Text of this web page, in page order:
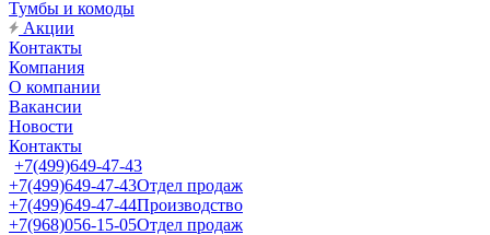
Тумбы и комоды
Акции
Контакты
Компания
О компании
Вакансии
Новости
Контакты
+7(499)649-47-43
+7(499)649-47-43Отдел продаж
+7(499)649-47-44Производство
+7(968)056-15-05Отдел продаж